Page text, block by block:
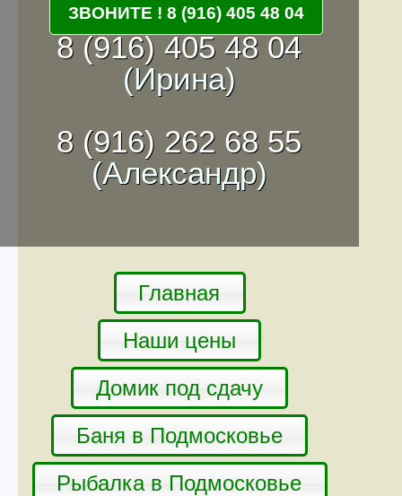
8 (916) 405 48 04
(Ирина)
8 (916) 262 68 55
(Александр)
Главная
Наши цены
Домик под сдачу
Баня в Подмосковье
Рыбалка в Подмосковье
ЗВОНИТЕ ! 8 (916) 405 48 04